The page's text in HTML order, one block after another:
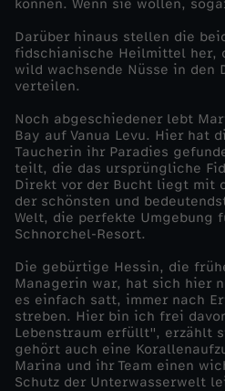
N
e
u
a
n
f
a
n
g
können. Wenn sie wollen,
Darüber hinaus stellen die
fidschianische Heilmittel her,
wild wachsende Nüsse in den
verteilen.
Noch abgeschiedener lebt
Bay auf Vanua Levu. Hier hat
Taucherin ihr Paradies
teilt, die das ursprüngliche
Direkt vor der Bucht liegt mit
der schönsten und
Welt, die perfekte Umgebung
Schnorchel-Resort.
Die gebürtige Hessin, die
Managerin war, hat sich hier
es einfach satt, immer nach
streben. Hier bin ich frei
Lebenstraum erfüllt", erzählt
gehört auch eine
Marina und ihr Team einen
Schutz der Unterwasserwelt